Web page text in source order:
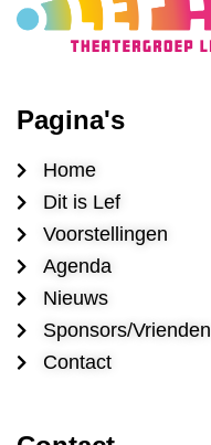
Pagina's
Home
Dit is Lef
Voorstellingen
Agenda
Nieuws
Sponsors/Vrienden
Contact